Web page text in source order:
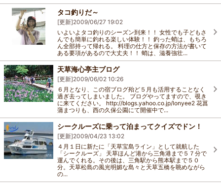
タコ釣りだ～
[更新]2009/06/27 19:02
いよいよタコ釣りのシーズン到来！！ 女性でも子どもさ
んでも簡単に釣れる楽しい体験！！ 釣った蛸は、もちろ
ん全部持って帰れる。 料理の仕方と保存の方法が書いて
ある要項があるので大丈夫！！ 蛸は、滋養強壮...
天草海心亭主ブログ
[更新]2009/06/02 10:26
６月となり、この宿ブログ殆ど５月も活用することなく
過ぎ去ってしまいました。 ブログやってますので、覗き
に来てください。 http://blogs.yahoo.co.jp/lonyee2 花菖
蒲まつりも、西の久保公園にて開催中で...
シークルーズに乗って泊まってクイズでドン！
[更新]2009/04/23 13:02
４月１日に新たに「天草宝島ライン」として就航した
「シークルーズ」 天草ほんど港から三角港まで５７分で
運んでくれる。その後は、三角駅から熊本駅まで５０
分。天草松島の風光明媚な島々と天草五橋を眺めながら
の...